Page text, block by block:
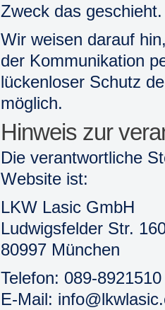
Zweck das geschieht.
Wir weisen darauf
der Kommunikation
lückenloser Schutz
möglich.
Hinweis zur
Die verantwortliche
Website ist:
LKW Lasic GmbH
Ludwigsfelder Str.
80997 München
Telefon: 089-8921510
E-Mail: